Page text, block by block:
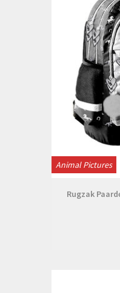
Animal Pictures
Rugzak